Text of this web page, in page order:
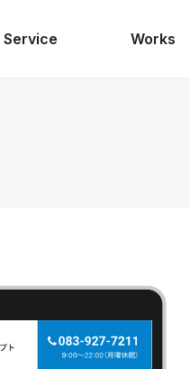
Service Works